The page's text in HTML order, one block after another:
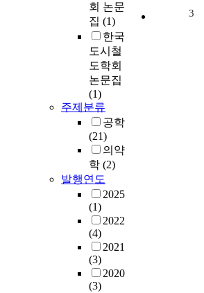
회 논문
집 (1)
한국
도시철
도학회
논문집
(1)
주제분류
공학
(21)
의약
학 (2)
발행연도
2025
(1)
2022
(4)
2021
(3)
2020
(3)
3